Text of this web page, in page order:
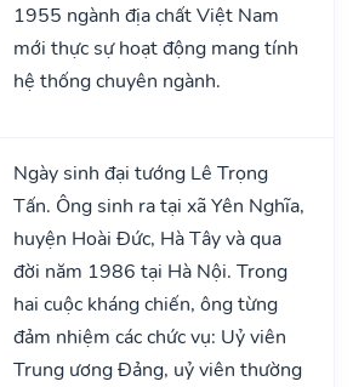
1955 ngành địa chất Việt Nam
mới thực sự hoạt động mang tính
hệ thống chuyên ngành.
Ngày sinh đại tướng Lê Trọng
Tấn. Ông sinh ra tại xã Yên Nghĩa,
huyện Hoài Đức, Hà Tây và qua
đời năm 1986 tại Hà Nội. Trong
hai cuộc kháng chiến, ông từng
đảm nhiệm các chức vụ: Uỷ viên
Trung ương Đảng, uỷ viên thường